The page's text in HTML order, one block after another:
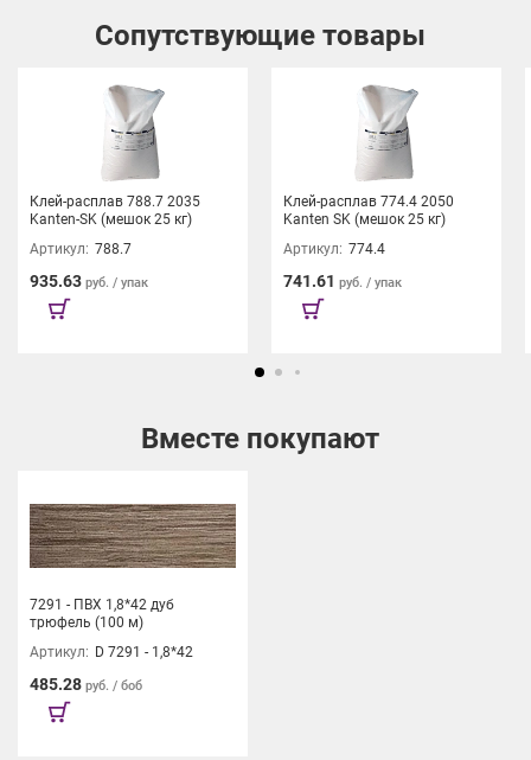
Сопутствующие товары
Клей-расплав 788.7 2035
Kanten-SK (мешок 25 кг)
Артикул: 788.7
935.63 руб. / упак
Клей-расплав 774.4 2050
Kanten SK (мешок 25 кг)
Артикул: 774.4
741.61 руб. / упак
Вместе покупают
7291 - ПВХ 1,8*42 дуб
трюфель (100 м)
Артикул: D 7291 - 1,8*42
485.28 руб. / боб